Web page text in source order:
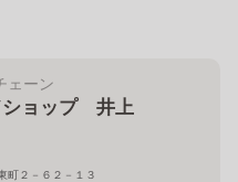
ェーン
ショップ 井上
町２－６２－１３